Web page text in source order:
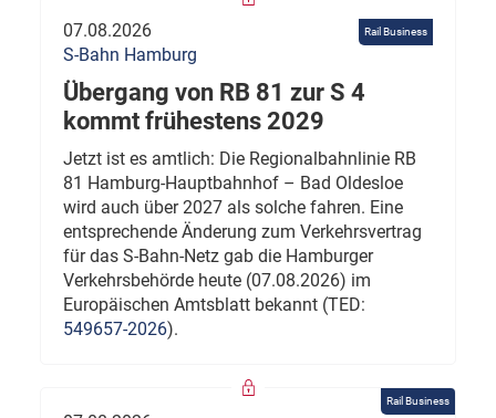
Rail Business
07.08.2026
S-Bahn Hamburg
Übergang von RB 81 zur S 4
kommt frühestens 2029
Jetzt ist es amtlich: Die Regionalbahnlinie RB
81 Hamburg-Hauptbahnhof – Bad Oldesloe
wird auch über 2027 als solche fahren. Eine
entsprechende Änderung zum Verkehrsvertrag
für das S-Bahn-Netz gab die Hamburger
Verkehrsbehörde heute (07.08.2026) im
Europäischen Amtsblatt bekannt (TED:
549657-2026).
Rail Business